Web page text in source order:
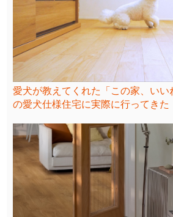
愛犬が教えてくれた「この家、いい
の愛犬仕様住宅に実際に行ってきた